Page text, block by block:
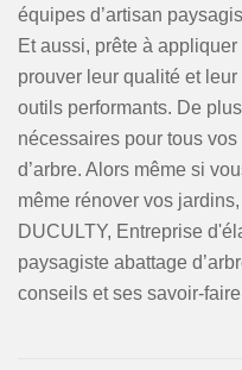
équipes d’artisan
Et aussi, prête à
prouver leur qualité et
outils performants. De
nécessaires pour tous
d’arbre. Alors même si
même rénover vos
DUCULTY, Entreprise
paysagiste abattage
conseils et ses savoir-faire